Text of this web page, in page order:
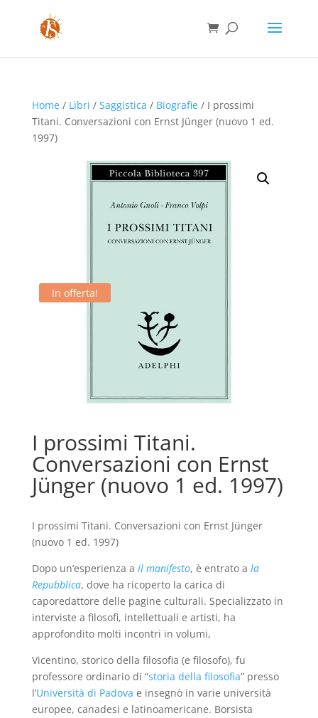
Home/ Libri / Saggistica / Biografie/ I prossimi
Titani. Conversazioni con Ernst Jünger (nuovo 1 ed.
1997)
In offerta!
I prossimi Titani.
Conversazioni con Ernst
Jünger (nuovo 1 ed. 1997)
I prossimi Titani. Conversazioni con Ernst Jünger
(nuovo 1 ed. 1997)
Dopo un’esperienza a il manifesto, è entrato a la
Repubblica, dove ha ricoperto la carica di
caporedattore delle pagine culturali. Specializzato in
interviste a filosofi, intellettuali e artisti, ha
approfondito molti incontri in volumi,
Vicentino, storico della filosofia (e filosofo), fu
professore ordinario di “storia della filosofia” presso
l’Università di Padova e insegnò in varie università
europee, canadesi e latinoamericane. Borsista